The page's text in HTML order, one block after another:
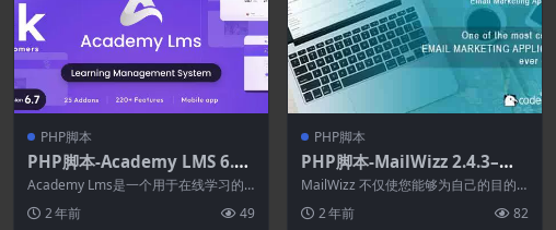
PHP脚本
PHP脚本-Academy LMS 6.7–
学习管理系统
Academy Lms是一个用于在线学习的
专...2 年前 49
PHP脚本
PHP脚本-MailWizz 2.4.3–电
子邮件营销应用程序
MailWizz 不仅使您能够为自己的目的
成为...2 年前 82